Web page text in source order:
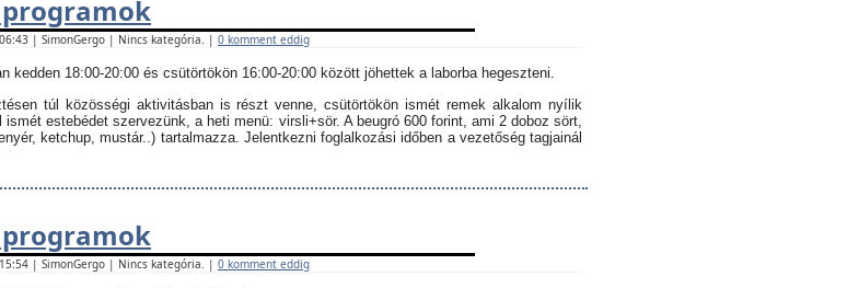
| SimonGergo | Nincs kategória. | 0 komment eddig
kedden 18:00-20:00 és csütörtökön 16:00-20:00 között jöhettek a laborba hegeszteni.
túl közösségi aktivitásban is részt venne, csütörtökön ismét remek alkalom nyílik
ismét estebédet szervezünk, a heti menü: virsli+sör. A beugró 600 forint, ami 2 doboz sört,
ketchup, mustár..) tartalmazza. Jelentkezni foglalkozási időben a vezetőség tagjainál
| SimonGergo | Nincs kategória. | 0 komment eddig